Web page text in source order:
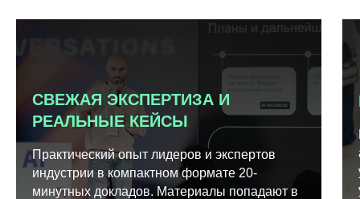
СВЕЖАЯ ЭКСПЕРТИЗА И
РЕАЛЬНЫЕ КЕЙСЫ
Практический опыт лидеров и экспертов
индустрии в компактном формате 20-
минутных докладов. Материалы попадают в